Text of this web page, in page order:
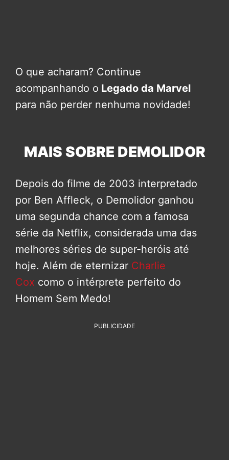
O que acharam? Continue
acompanhando o Legado da Marvel
para não perder nenhuma novidade!
MAIS SOBRE DEMOLIDOR
Depois do filme de 2003 interpretado
por Ben Affleck, o Demolidor ganhou
uma segunda chance com a famosa
série da Netflix, considerada uma das
melhores séries de super-heróis até
hoje. Além de eternizar Charlie
Cox como o intérprete perfeito do
Homem Sem Medo!
PUBLICIDADE